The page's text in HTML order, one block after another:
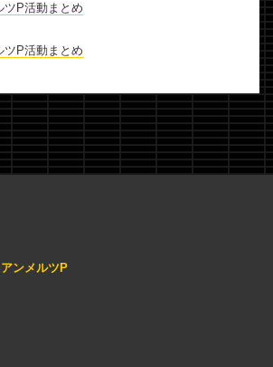
ツP活動まとめ
ツP活動まとめ
ンメルツP